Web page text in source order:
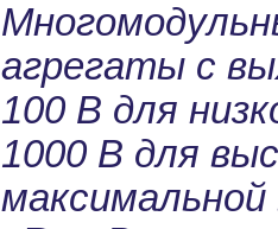
агрегаты с
100 В для
1000 В для